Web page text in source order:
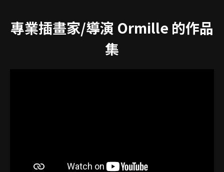
專業插畫家/導演 Ormille 的作品
集